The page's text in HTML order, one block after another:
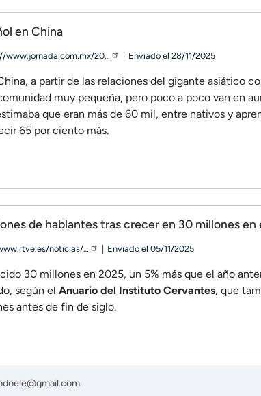
en China
www.jornada.com.mx/20… Enviado el 28/11/2025
a partir de las relaciones del gigante asiático
muy pequeña, pero poco a poco van en
que eran más de 60 mil, entre nativos y
65 por ciento más.
de hablantes tras crecer en 30 millones en
noticias/… Enviado el 05/11/2025
30 millones en 2025, un 5% más que el año
según el Anuario del Instituto Cervantes, que
antes de fin de siglo.